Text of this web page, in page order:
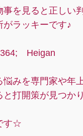
事を見ると正しい
がラッキーです♪
Heigan
悩みを専門家や年
打開策が見つか
す☆